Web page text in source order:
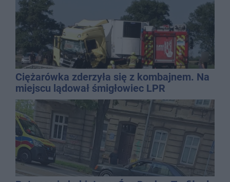
Ciężarówka zderzyła się z kombajnem. Na
miejscu lądował śmigłowiec LPR